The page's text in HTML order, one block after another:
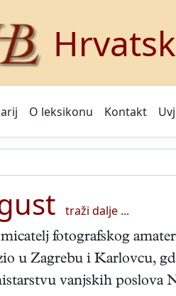
O leksikonu Kontakt
traži dalje ...
fotografskog
u Zagrebu i Karlovcu,
vanjskih poslova